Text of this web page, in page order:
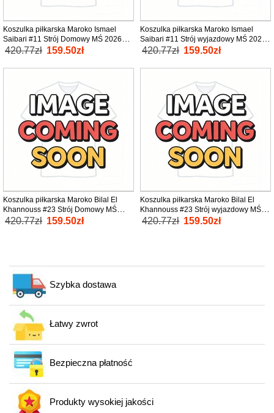
Koszulka piłkarska Maroko Ismael
Saibari #11 Strój Domowy MŚ 2026
tanio Krótki Rękaw
420.77zł 159.50zł
Koszulka piłkarska Maroko Ismael
Saibari #11 Strój wyjazdowy MŚ 2026
tanio Krótki Rękaw
420.77zł 159.50zł
Koszulka piłkarska Maroko Bilal El
Khannouss #23 Strój Domowy MŚ
2026 tanio Krótki Rękaw
420.77zł 159.50zł
Koszulka piłkarska Maroko Bilal El
Khannouss #23 Strój wyjazdowy MŚ
2026 tanio Krótki Rękaw
420.77zł 159.50zł
Szybka dostawa
Łatwy zwrot
Bezpieczna płatność
Produkty wysokiej jakości